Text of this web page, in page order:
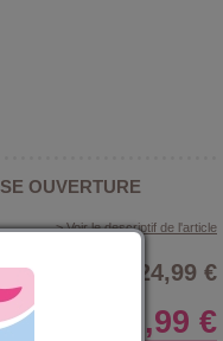
OUVERTURE
> Voir le descriptif de l'article
24,99 €
19,99 €